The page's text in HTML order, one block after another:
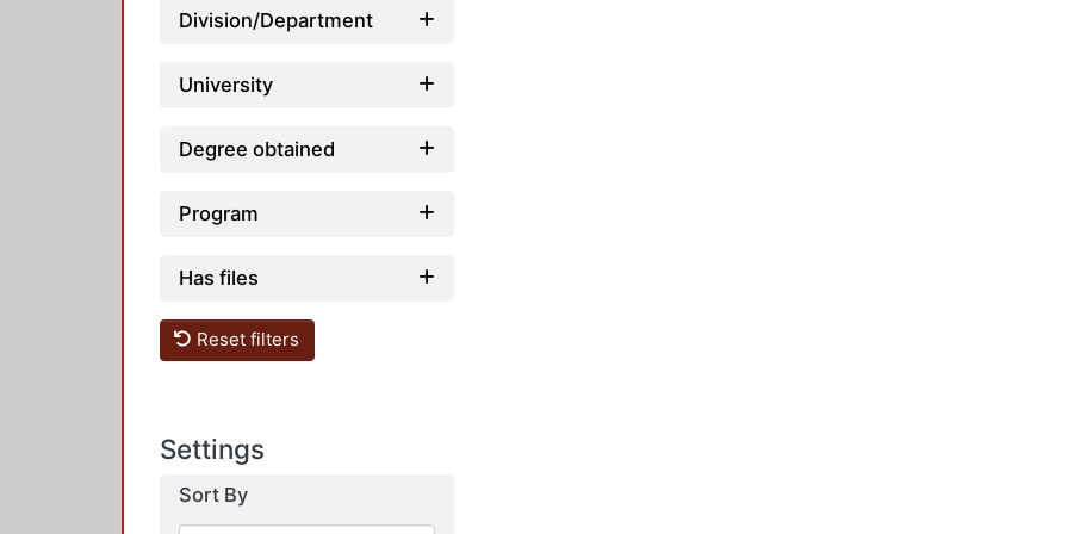
Division/Department
University
Degree obtained
Program
Has files
Reset filters
Settings
Sort By